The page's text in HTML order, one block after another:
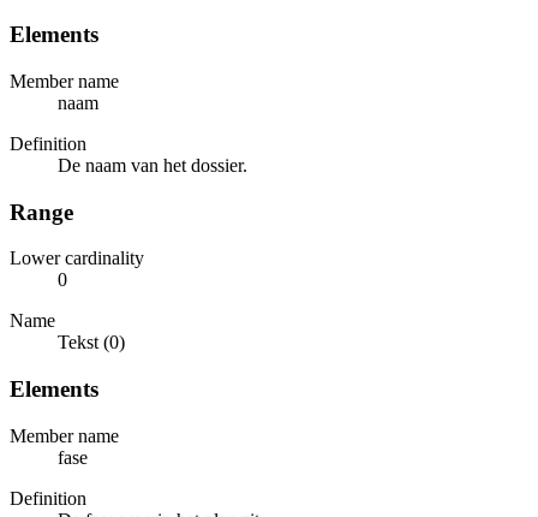
Elements
Member name
naam
Definition
De naam van het dossier.
Range
Lower cardinality
0
Name
Tekst (0)
Elements
Member name
fase
Definition